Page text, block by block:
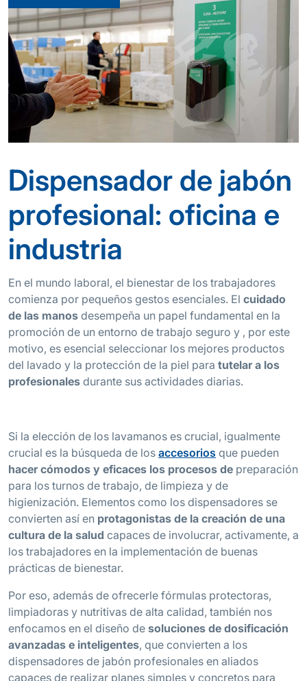
Dispensador de jabón
profesional: oficina e
industria
En el mundo laboral, el bienestar de los trabajadores
comienza por pequeños gestos esenciales. El cuidado
de las manos desempeña un papel fundamental en la
promoción de un entorno de trabajo seguro y , por este
motivo, es esencial seleccionar los mejores productos
del lavado y la protección de la piel para tutelar a los
profesionales durante sus actividades diarias.
Si la elección de los lavamanos es crucial, igualmente
crucial es la búsqueda de los accesorios que pueden
hacer cómodos y eficaces los procesos de preparación
para los turnos de trabajo, de limpieza y de
higienización. Elementos como los dispensadores se
convierten así en protagonistas de la creación de una
cultura de la salud capaces de involucrar, activamente, a
los trabajadores en la implementación de buenas
prácticas de bienestar.
Por eso, además de ofrecerle fórmulas protectoras,
limpiadoras y nutritivas de alta calidad, también nos
enfocamos en el diseño de soluciones de dosificación
avanzadas e inteligentes, que convierten a los
dispensadores de jabón profesionales en aliados
capaces de realizar planes simples y concretos para